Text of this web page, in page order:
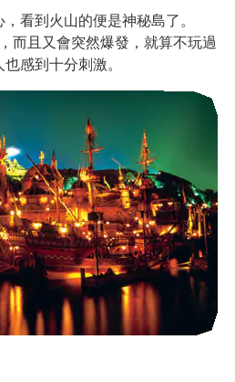
看到火山的便是神秘島了。
而且又會突然爆發，就算不玩過
感到十分刺激。